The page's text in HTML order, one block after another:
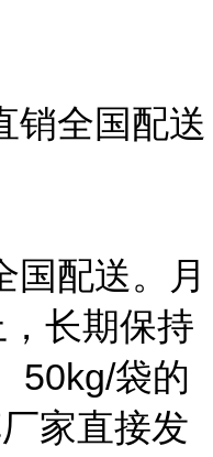
销全国配送
国配送。月
长期保持
50kg/袋的
家直接发